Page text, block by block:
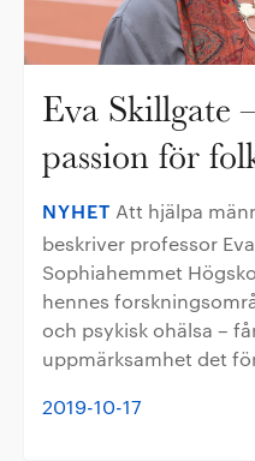
Eva Skillgate
passion för
NYHET Att hjälpa
beskriver professor
Sophiahemmet
hennes
och psykisk ohälsa –
uppmärksamhet det
2019-10-17